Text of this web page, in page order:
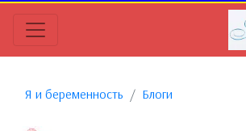
Я и беременность Блоги